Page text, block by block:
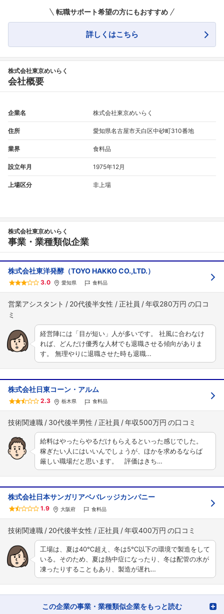
転職サポート希望の方にもおすすめ
詳しくはこちら
株式会社東京めいらく
会社概要
企業名 株式会社東京めいらく
住所 愛知県名古屋市天白区中砂町310番地
業界 食料品
設立年月 1975年12月
上場区分 非上場
株式会社東京めいらく
事業・業種類似企業
株式会社東洋発酵（TOYO HAKKO CO.,LTD.）
3.0 愛知県 食料品
営業アシスタント 20代後半女性 正社員 年収280万円
経営陣には「目が短い」人が多いです。 社風に合わなけ
れば、どんだけ優秀な人材でも退職させる傾向がありま
す。 無理やりに退職させた時も退職…
株式会社日東コーン・アルム
2.3 栃木県 食料品
技術関連職 30代後半男性 正社員 年収500万円
給料はやったらやるだけもらえるといった感じでした。
稼ぎたい人にはいいんでしょうが、ほかを求めるならば
厳しい職場だと思います。 評価はきち…
株式会社日本サンガリアベバレッジカンパニー
1.9 大阪府 食料品
技術関連職 20代後半女性 正社員 年収400万円
工場は、夏は40℃超え、冬は5℃以下の環境で製造をして
いる。そのため、夏は熱中症になったり、冬は配管の水が
凍ったりすることもあり、製造が遅れ…
この企業の事業・業種類似企業をもっと読む